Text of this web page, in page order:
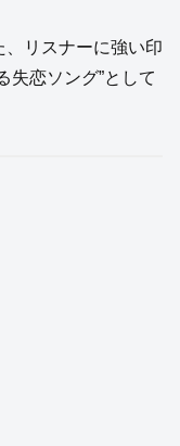
、リスナーに強い印
失恋ソング”として